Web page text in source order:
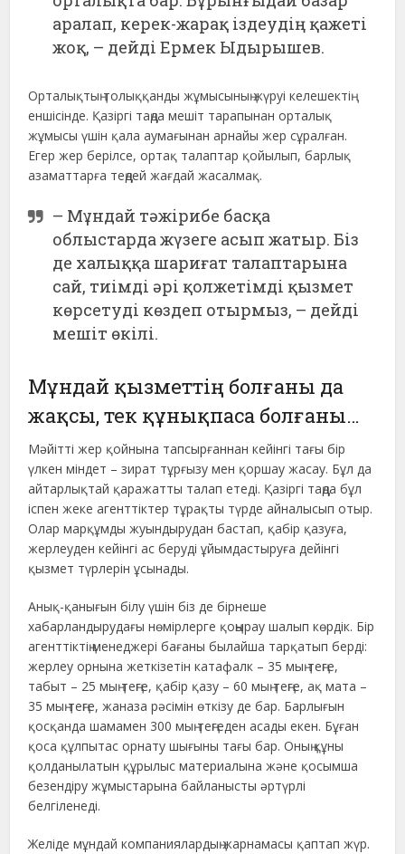
аралап, керек-жарақ іздеудің қажеті
жоқ, – дейді Ермек Ыдырышев.
Орталықтың толыққанды жұмысының жүруі келешектің
еншісінде. Қазіргі таңда мешіт тарапынан орталық
жұмысы үшін қала аумағынан арнайы жер сұралған.
Егер жер берілсе, ортақ талаптар қойылып, барлық
азаматтарға теңдей жағдай жасалмақ.
– Мұндай тәжірибе басқа
облыстарда жүзеге асып жатыр. Біз
де халыққа шариғат талаптарына
сай, тиімді әрі қолжетімді қызмет
көрсетуді көздеп отырмыз, – дейді
мешіт өкілі.
Мұндай қызметтің болғаны да
жақсы, тек құнықпаса болғаны…
Мәйітті жер қойнына тапсырғаннан кейінгі тағы бір
үлкен міндет – зират тұрғызу мен қоршау жасау. Бұл да
айтарлықтай қаражатты талап етеді. Қазіргі таңда бұл
іспен жеке агенттіктер тұрақты түрде айналысып отыр.
Олар марқұмды жуындырудан бастап, қабір қазуға,
жерлеуден кейінгі ас беруді ұйымдастыруға дейінгі
қызмет түрлерін ұсынады.
Анық-қанығын білу үшін біз де бірнеше
хабарландырудағы нөмірлерге қоңырау шалып көрдік. Бір
агенттіктің менеджері бағаны былайша тарқатып берді:
жерлеу орнына жеткізетін катафалк – 35 мың теңге,
табыт – 25 мың теңге, қабір қазу – 60 мың теңге, ақ мата –
35 мың теңге, жаназа рәсімін өткізу де бар. Барлығын
қосқанда шамамен 300 мың теңгеден асады екен. Бұған
қоса құлпытас орнату шығыны тағы бар. Оның құны
қолданылатын құрылыс материалына және қосымша
безендіру жұмыстарына байланысты әртүрлі
белгіленеді.
Желіде мұндай компаниялардың жарнамасы қаптап жүр.